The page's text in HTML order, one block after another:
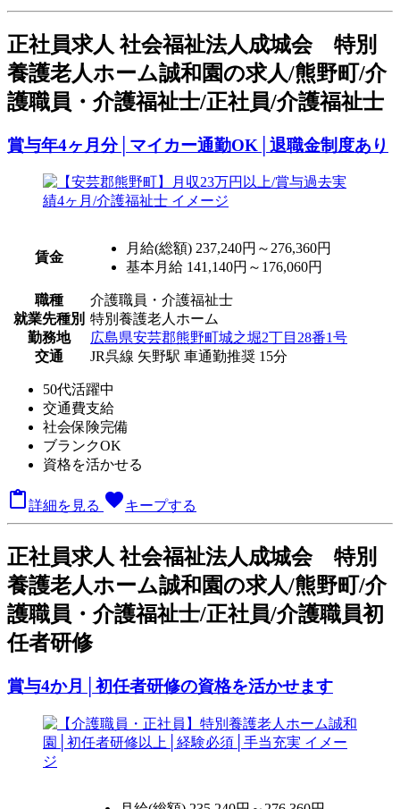
正社員求人 社会福祉法人成城会 特別
養護老人ホーム誠和園の求人/熊野町/介
護職員・介護福祉士/正社員/介護福祉士
賞与年4ヶ月分│マイカー通勤OK│退職金制度あり
賃金
月給(総額) 237,240円～276,360円
基本月給 141,140円～176,060円
職種
介護職員・介護福祉士
就業先種別 特別養護老人ホーム
勤務地
広島県安芸郡熊野町城之堀2丁目28番1号
交通
JR呉線 矢野駅 車通勤推奨 15分
50代活躍中
交通費支給
社会保険完備
ブランクOK
資格を活かせる
 詳細を見る favoriteキープする
正社員求人 社会福祉法人成城会 特別
養護老人ホーム誠和園の求人/熊野町/介
護職員・介護福祉士/正社員/介護職員初
任者研修
賞与4か月│初任者研修の資格を活かせます